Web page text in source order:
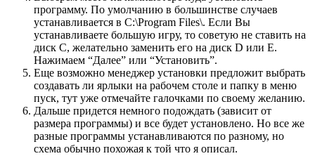
программу. По умолчанию в большинстве случаев
устанавливается в C:\Program Files\. Если Вы
устанавливаете большую игру, то советую не ставить на
диск C, желательно заменить его на диск D или E.
Нажимаем “Далее” или “Установить”.
Еще возможно менеджер установки предложит выбрать
создавать ли ярлыки на рабочем столе и папку в меню
пуск, тут уже отмечайте галочками по своему желанию.
Дальше придется немного подождать (зависит от
размера программы) и все будет установлено. Но все же
разные программы устанавливаются по разному, но
схема обычно похожая к той что я описал.